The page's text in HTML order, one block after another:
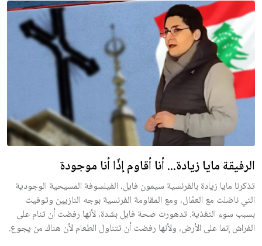
الرفيقة مايا زيادة... أنا أقاوم إذًا أنا موجودة
تذكرنا مايا زيادة بالفرنسية سيمون فايل، الفيلسوفة المسيحية الوجودية
التي ناضلت مع العمّال، ومع المقاومة الفرنسية بوجه النازيين وتوفيت
بسبب سوء التغذية. تدهورت صحة فايل بشدة، لأنها رفضت أن تنام على
الفراش إنما على الأرض، ولأنها رفضت أن تتناول الطعام لأن هناك من يجوع.